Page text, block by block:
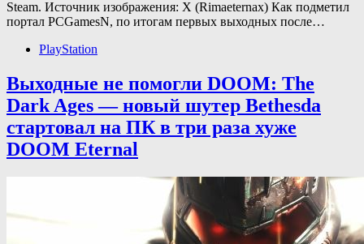
Steam. Источник изображения: X (Rimaeternax) Как подметил
портал PCGamesN, по итогам первых выходных после…
PlayStation
Выходные не помогли DOOM: The
Dark Ages — новый шутер Bethesda
стартовал на ПК в три раза хуже
DOOM Eternal